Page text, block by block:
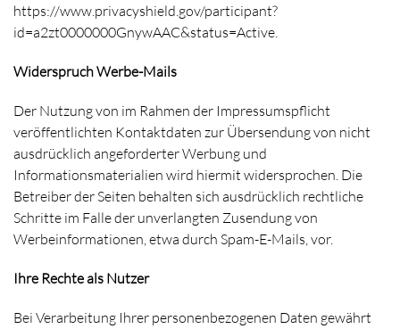
https://www.privacyshield.gov/participant?
id=a2zt0000000GnywAAC&status=Active.
Widerspruch Werbe-Mails
Der Nutzung von im Rahmen der Impressumspflicht
veröffentlichten Kontaktdaten zur Übersendung von nicht
ausdrücklich angeforderter Werbung und
Informationsmaterialien wird hiermit widersprochen. Die
Betreiber der Seiten behalten sich ausdrücklich rechtliche
Schritte im Falle der unverlangten Zusendung von
Werbeinformationen, etwa durch Spam-E-Mails, vor.
Ihre Rechte als Nutzer
Bei Verarbeitung Ihrer personenbezogenen Daten gewährt